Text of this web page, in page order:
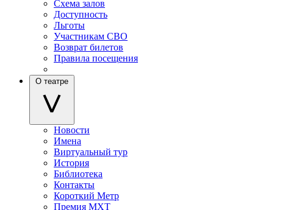
Схема залов
Доступность
Льготы
Участникам СВО
Возврат билетов
Правила посещения
О театре
Новости
Имена
Виртуальный тур
История
Библиотека
Контакты
Короткий Метр
Премия МХТ